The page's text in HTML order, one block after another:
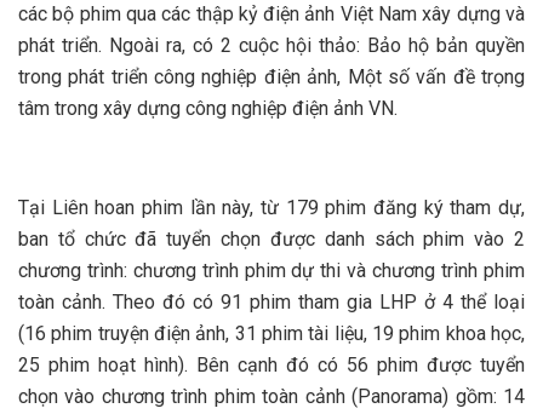
các bộ phim qua các thập kỷ điện ảnh Việt Nam xây dựng và
phát triển. Ngoài ra, có 2 cuộc hội thảo: Bảo hộ bản quyền
trong phát triển công nghiệp điện ảnh, Một số vấn đề trọng
tâm trong xây dựng công nghiệp điện ảnh VN.
Tại Liên hoan phim lần này, từ 179 phim đăng ký tham dự,
ban tổ chức đã tuyển chọn được danh sách phim vào 2
chương trình: chương trình phim dự thi và chương trình phim
toàn cảnh. Theo đó có 91 phim tham gia LHP ở 4 thể loại
(16 phim truyện điện ảnh, 31 phim tài liệu, 19 phim khoa học,
25 phim hoạt hình). Bên cạnh đó có 56 phim được tuyển
chọn vào chương trình phim toàn cảnh (Panorama) gồm: 14